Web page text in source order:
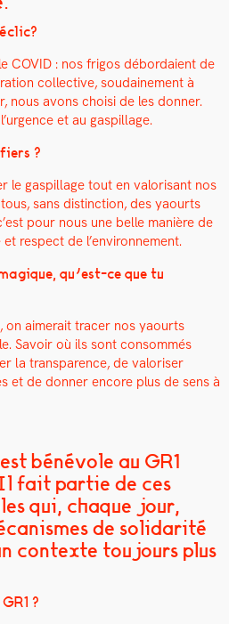
COVID : nos fri­gos débor­daient de
col­lec­tive, soudaine­ment à
nous avons choisi de les don­ner.
et au gaspillage.
?
le gaspillage tout en val­orisant nos
sans dis­tinc­tion, des yaourts
pour nous une belle manière de
respect de l’environnement.
qu’est-ce que tu
on aimerait trac­er nos yaourts
Savoir où ils sont con­som­més
la trans­parence, de val­oris­er
et de don­ner encore plus de sens à
bénévole au GR1
fait partie de ces
qui, chaque jour,
de solidarité
contexte toujours plus
?